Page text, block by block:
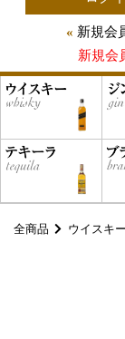
新規会
新規会
全商品 ウイスキー